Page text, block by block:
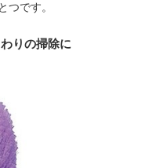
つです。
りの掃除に